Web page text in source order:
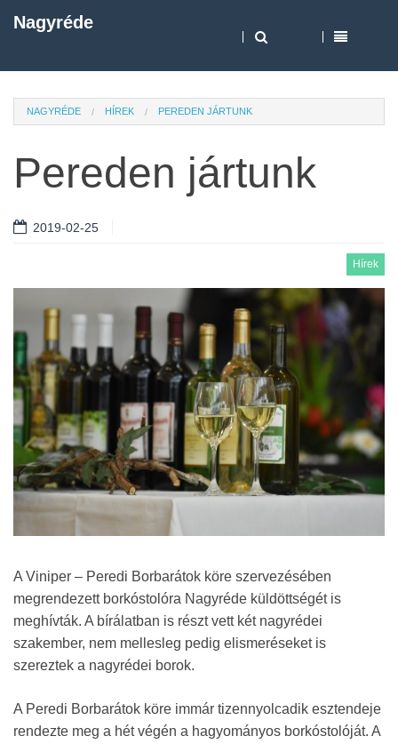
Nagyréde
NAGYRÉDE HÍREK PEREDEN JÁRTUNK
Pereden jártunk
2019-02-25
Hírek
A Viniper – Peredi Borbarátok köre szervezésében
megrendezett borkóstolóra Nagyréde küldöttségét is
meghívták. A bírálatban is részt vett két nagyrédei
szakember, nem mellesleg pedig elismeréseket is
szereztek a nagyrédei borok.
A Peredi Borbarátok köre immár tizennyolcadik esztendeje
rendezte meg a hét végén a hagyományos borkóstolóját. A